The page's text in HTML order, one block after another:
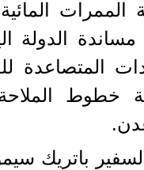
الممرات
مساندة الدولة
المتصاعدة
خطوط
باتريك